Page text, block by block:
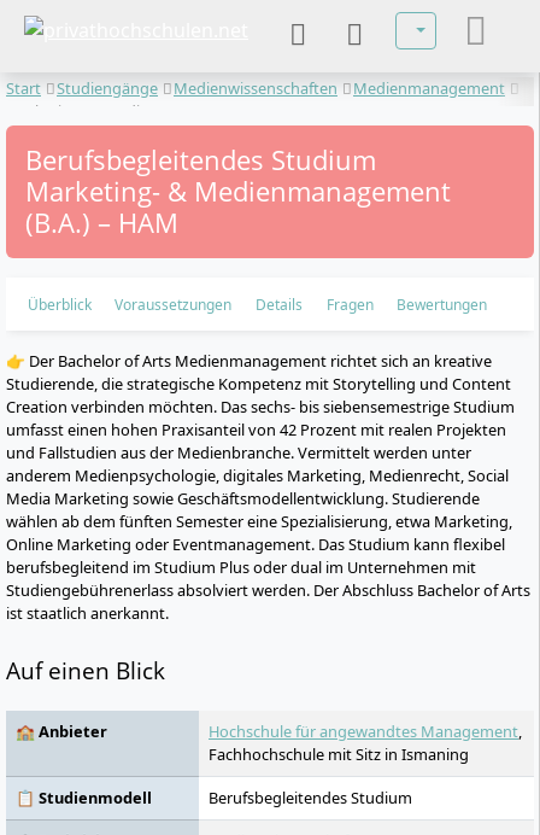
Sprache
Start Studiengänge Medienwissenschaften
Medienmanagement
Marketing- & Medienmanagement
Berufsbegleitendes Studium
Marketing- & Medienmanagement
(B.A.) – HAM
Überblick Voraussetzungen Details Fragen Bewertungen
👉 Der Bachelor of Arts Medienmanagement richtet sich an kreative
Studierende, die strategische Kompetenz mit Storytelling und Content
Creation verbinden möchten. Das sechs- bis siebensemestrige Studium
umfasst einen hohen Praxisanteil von 42 Prozent mit realen Projekten
und Fallstudien aus der Medienbranche. Vermittelt werden unter
anderem Medienpsychologie, digitales Marketing, Medienrecht, Social
Media Marketing sowie Geschäftsmodellentwicklung. Studierende
wählen ab dem fünften Semester eine Spezialisierung, etwa Marketing,
Online Marketing oder Eventmanagement. Das Studium kann flexibel
berufsbegleitend im Studium Plus oder dual im Unternehmen mit
Studiengebührenerlass absolviert werden. Der Abschluss Bachelor of Arts
ist staatlich anerkannt.
Auf einen Blick
🏫 Anbieter Hochschule für angewandtes Management,
Fachhochschule mit Sitz in Ismaning
📋 Studienmodell
Berufsbegleitendes Studium